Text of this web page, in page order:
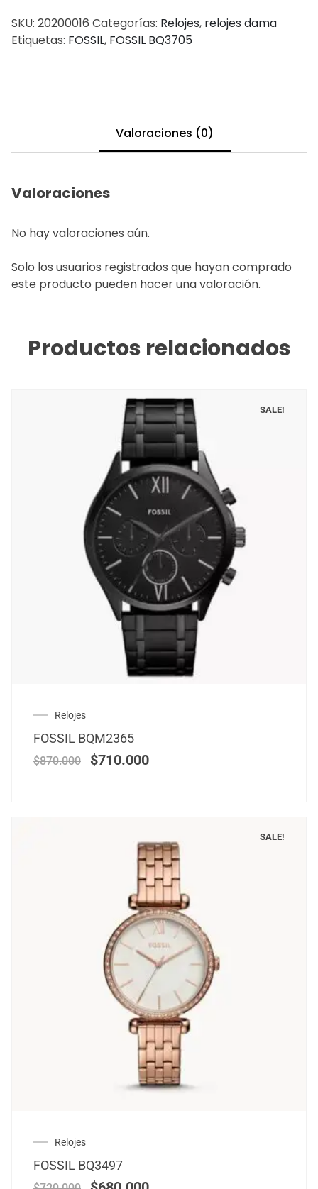
SKU: 20200016 Categorías: Relojes, relojes dama
Etiquetas: FOSSIL, FOSSIL BQ3705
Valoraciones (0)
Valoraciones
No hay valoraciones aún.
Solo los usuarios registrados que hayan comprado
este producto pueden hacer una valoración.
Productos relacionados
SALE!
Relojes
FOSSIL BQM2365
$870.000 $710.000
SALE!
Relojes
FOSSIL BQ3497